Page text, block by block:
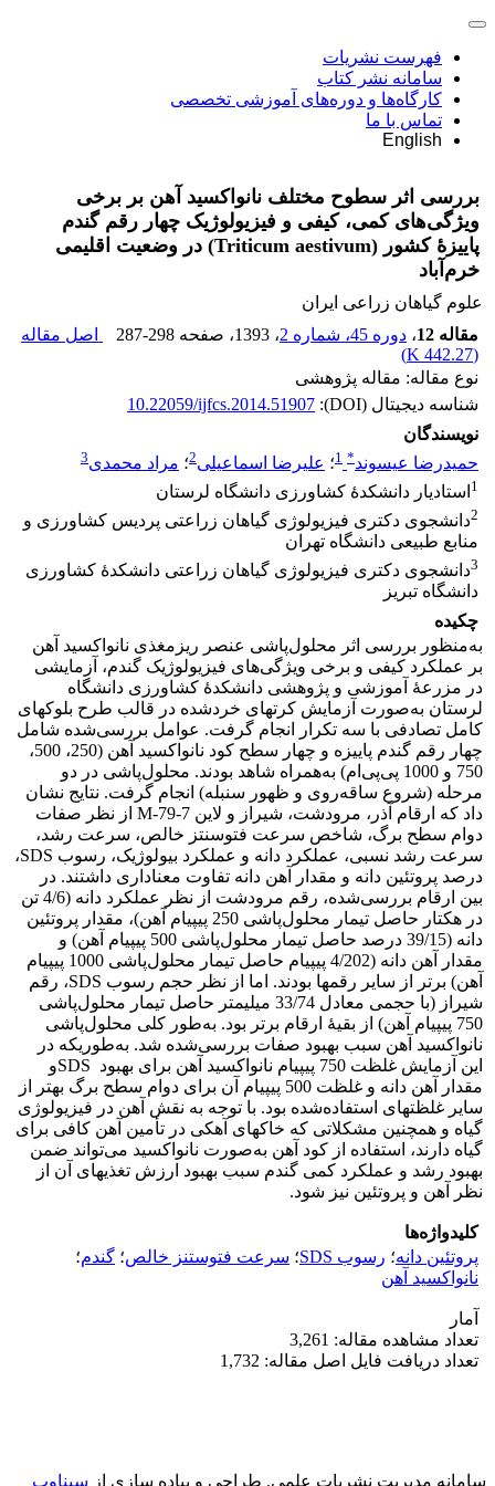
فهرست نشریات
سامانه نشر کتاب
کارگاه‌ها و دوره‌های آموزشی تخصصی
تماس با ما
English
بررسی اثر سطوح مختلف نانواکسید آهن بر برخی
ویژگی‌های کمی، کیفی و فیزیولوژیک چهار رقم گندم
پاییزۀ کشور (Triticum aestivum) در وضعیت اقلیمی
خرم‌آباد
علوم گیاهان زراعی ایران
مقاله 12
، دوره 45، شماره 2 ، 1393 ، صفحه 287-298
اصل مقاله
(
442.27 K
)
نوع مقاله: مقاله پژوهشی
شناسه دیجیتال (DOI):
10.22059/ijfcs.2014.51907
نویسندگان
حمیدرضا عیسوند*
1؛ علیرضا اسماعیلی2؛ مراد محمدی3
1 استادیار دانشکدۀ کشاورزی دانشگاه لرستان
2دانشجوی دکتری فیزیولوژی گیاهان زراعتی پردیس کشاورزی و
منابع طبیعی دانشگاه تهران
3دانشجوی دکتری فیزیولوژی گیاهان زراعتی دانشکدۀ کشاورزی
دانشگاه تبریز
چکیده
به‌منظور بررسی اثر محلول‌پاشی عنصر ریز‌مغذی نانواکسید آهن
بر عملکرد کیفی و برخی ویژگی‌های فیزیولوژیک گندم، آزمایشی
در مزرعۀ آموزشی و پژوهشی دانشکدۀ کشاورزی دانشگاه
لرستان به‌صورت آزمایش کرت­های خرد‌شده در قالب طرح بلوک­های
کامل تصادفی با سه تکرار انجام گرفت. عوامل بررسی‌شده شامل
چهار رقم گندم پاییزه و چهار سطح کود نانواکسید آهن (250، 500،
750 و 1000 پی‌پی‌ام) به‌همراه شاهد بودند. محلول‌پاشی در دو
مرحله (شروع ساقه‌روی و ظهور سنبله) انجام گرفت. نتایج نشان
داد که ارقام آذر، مرودشت، شیراز و لاین M-79-7 از نظر صفات
دوام سطح برگ، شاخص سرعت فتوسنتز خالص، سرعت رشد،
سرعت رشد نسبی، عملکرد دانه و عملکرد بیولوژیک، رسوب SDS،
درصد پروتئین دانه و مقدار آهن دانه تفاوت معنا­داری داشتند. در
بین ارقام بررسی‌شده، رقم مرودشت از نظر عملکرد دانه (4/6 تن
در هکتار حاصل تیمار محلول‌پاشی 250 پی­پی­ام آهن)، مقدار پروتئین
دانه (39/15 درصد حاصل تیمار محلول‌پاشی 500 پی­پی­ام آهن) و
مقدار آهن دانه (4/202 پی­پی­ام حاصل تیمار محلول‌پاشی 1000 پی­پی­ام
آهن) برتر از سایر رقم­ها بودند. اما از نظر حجم رسوب SDS، رقم
شیراز (با حجمی معادل 33/74 میلی­متر حاصل تیمار محلول‌پاشی
750 پی­پی­ام آهن) از بقیۀ ارقام برتر بود. به‌طور کلی محلول‌پاشی
نانواکسید آهن سبب بهبود صفات بررسی‌شده شد. به‌طوری­که در
این آزمایش غلظت 750 پی­پی­ام نانواکسید آهن برای بهبود SDSو
مقدار آهن دانه و غلظت 500 پی­پی­ام آن برای دوام سطح برگ بهتر از
سایر غلظت­های استفاده‌شده بود. با توجه به نقش آهن در فیزیولوژی
گیاه و همچنین مشکلاتی که خاک­های آهکی در تأمین آهن کافی برای
گیاه دارند، استفاده از کود آهن به‌صورت نانواکسید می‌تواند ضمن
بهبود رشد و عملکرد کمی گندم سبب بهبود ارزش تغذیه­ای آن از
نظر آهن و پروتئین نیز شود.
کلیدواژه‌ها
پروتئین دانه؛ رسوب SDS ؛ سرعت فتوستنز خالص؛ گندم؛
نانواکسید آهن
آمار
تعداد مشاهده مقاله: 3,261
تعداد دریافت فایل اصل مقاله: 1,732
سامانه مدیریت نشریات علمی. طراحی و پیاده سازی از سیناوب